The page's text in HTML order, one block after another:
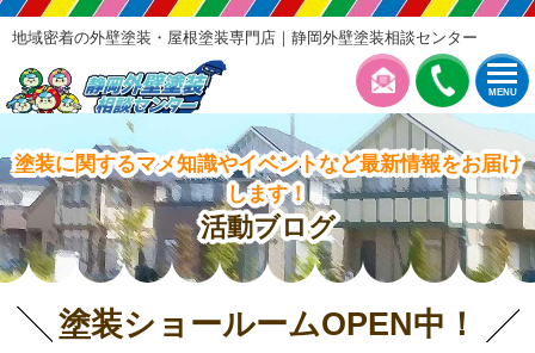
MENU
地域密着の外壁塗装・屋根塗装専門店｜静岡外壁塗装相談センター
塗装に関するマメ知識やイベントなど最新情報をお届け
します！
活動ブログ
塗装ショールームOPEN中！